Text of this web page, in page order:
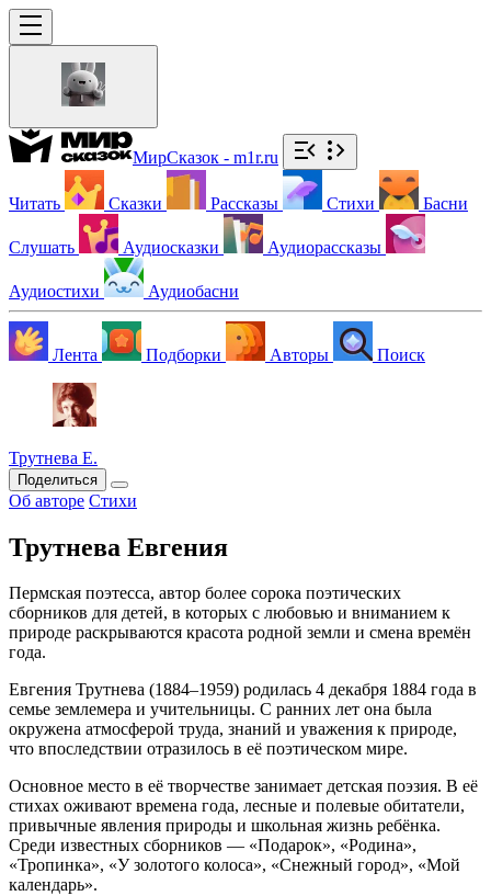
МирСказок - m1r.ru
Читать Сказки Рассказы Стихи Басни
Слушать Аудиосказки Аудиорассказы
Аудиостихи Аудиобасни
Лента Подборки Авторы Поиск
Трутнева Е.
Поделиться
Об авторе Стихи
Трутнева Евгения
Пермская поэтесса, автор более сорока поэтических
сборников для детей, в которых с любовью и вниманием к
природе раскрываются красота родной земли и смена времён
года.
Евгения Трутнева (1884–1959) родилась 4 декабря 1884 года в
семье землемера и учительницы. С ранних лет она была
окружена атмосферой труда, знаний и уважения к природе,
что впоследствии отразилось в её поэтическом мире.
Основное место в её творчестве занимает детская поэзия. В её
стихах оживают времена года, лесные и полевые обитатели,
привычные явления природы и школьная жизнь ребёнка.
Среди известных сборников — «Подарок», «Родина»,
«Тропинка», «У золотого колоса», «Снежный город», «Мой
календарь».